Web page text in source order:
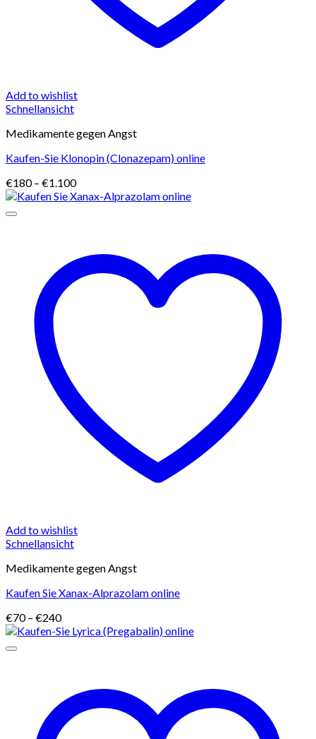
Add to wishlist
Schnellansicht
Medikamente gegen Angst
Kaufen-Sie Klonopin (Clonazepam) online
€180 – €1.100Preisspanne:
€180
Add to wishlist
Schnellansicht
Medikamente gegen Angst
Kaufen Sie Xanax-Alprazolam online
€70 – €240Preisspanne:
€70